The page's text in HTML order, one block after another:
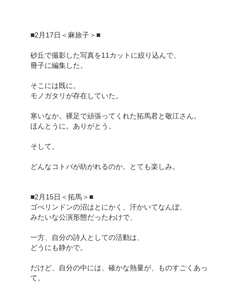
■2月17日＜麻旅子＞■
砂丘で撮影した写真を11カットに絞り込んで、
冊子に編集した。
そこには既に。
モノガタリが存在していた。
寒いなか。裸足で頑張ってくれた拓馬君と敬江さん。
ほんとうに。ありがとう。
そして。
どんなコトバが紡がれるのか。とても楽しみ。
■2月15日＜拓馬＞■
ゴべリンドンの沼はとにかく、汗かいてなんぼ、
みたいな公演形態だったわけで、
一方、自分の詩人としての活動は、
どうにも静かで。
だけど、自分の中には、確かな熱量が、ものすごくあっ
て。